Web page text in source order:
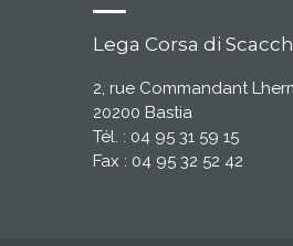
Lega Corsa di
2, rue Commandant
20200 Bastia
Tél. : 04 95 31 59 15
Fax : 04 95 32 52 42